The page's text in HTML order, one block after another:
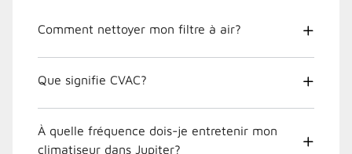
Comment nettoyer mon filtre à air?
Que signifie CVAC?
À quelle fréquence dois-je entretenir mon
climatiseur dans Jupiter?